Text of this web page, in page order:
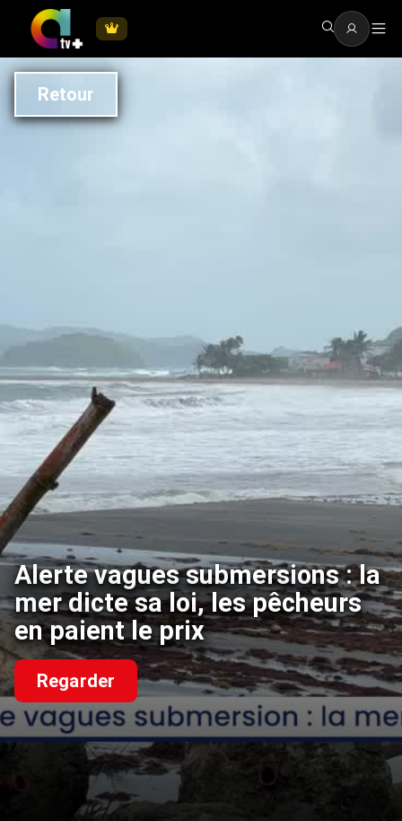
Retour
Alerte vagues submersions : la
mer dicte sa loi, les pêcheurs
en paient le prix
Regarder